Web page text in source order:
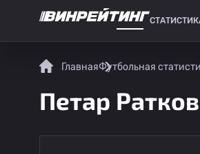
ГлавнаяФутбольная
Петар